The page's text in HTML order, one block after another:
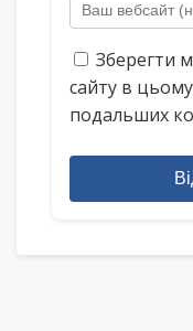
Зберегти
сайту в
подальших